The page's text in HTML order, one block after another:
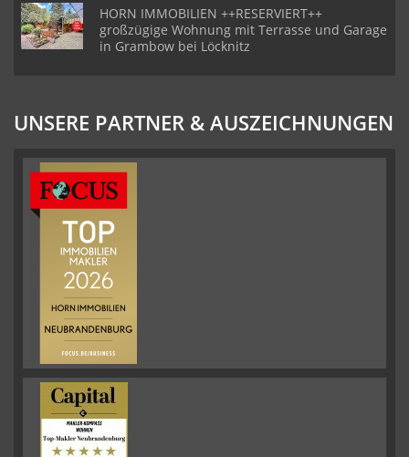
HORN IMMOBILIEN ++RESERVIERT++
großzügige Wohnung mit Terrasse und Garage
in Grambow bei Löcknitz
UNSERE PARTNER & AUSZEICHNUNGEN